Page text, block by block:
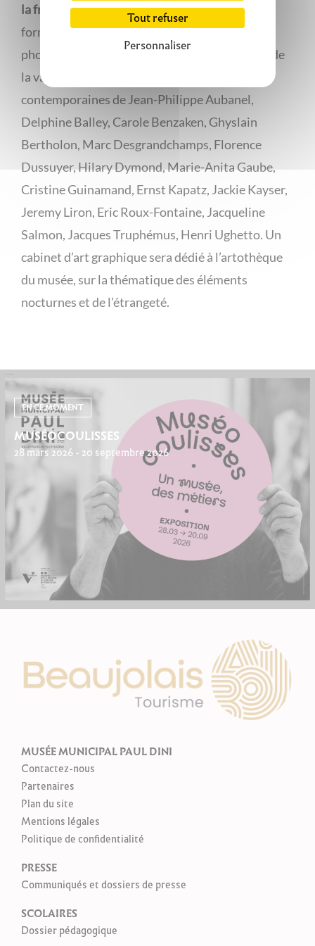
Tout refuser
Personnaliser
la fragilité.L’exposition déploiera des grands
formats de différentes techniques – peintures,
photographies, dessins, assemblages -, autour de
la vanité et des fragilités, avec les œuvres
contemporaines de Jean-Philippe Aubanel,
Delphine Balley, Carole Benzaken, Ghyslain
Bertholon, Marc Desgrandchamps, Florence
Dussuyer, Hilary Dymond, Marie-Anita Gaube,
Cristine Guinamand, Ernst Kapatz, Jackie Kayser,
Jeremy Liron, Eric Roux-Fontaine, Jacqueline
Salmon, Jacques Truphémus, Henri Ughetto. Un
cabinet d’art graphique sera dédié à l’artothèque
du musée, sur la thématique des éléments
nocturnes et de l’étrangeté.
EN CE MOMENT
MUSÉOCOULISSES
28 mars 2026 - 20 septembre 2026
MUSÉE MUNICIPAL PAUL DINI
Contactez-nous
Partenaires
Plan du site
Mentions légales
Politique de confidentialité
PRESSE
Communiqués et dossiers de presse
SCOLAIRES
Dossier pédagogique